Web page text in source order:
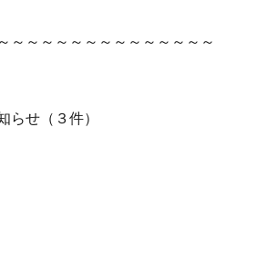
～～～～～～～～～～～～～～
せ（３件）